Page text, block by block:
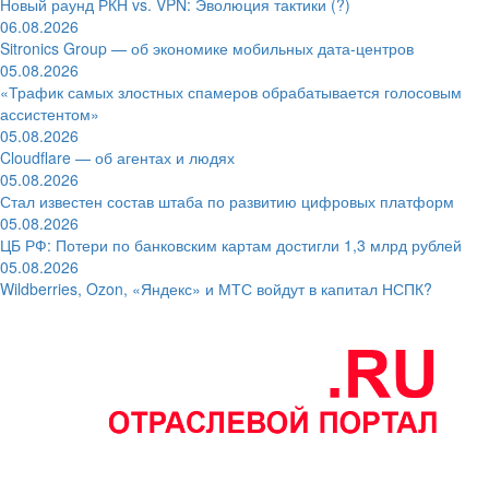
Новый раунд РКН vs. VPN: Эволюция тактики (?)
06.08.2026
Sitronics Group — об экономике мобильных дата-центров
05.08.2026
«Трафик самых злостных спамеров обрабатывается голосовым
ассистентом»
05.08.2026
Cloudflare — об агентах и людях
05.08.2026
Стал известен состав штаба по развитию цифровых платформ
05.08.2026
ЦБ РФ: Потери по банковским картам достигли 1,3 млрд рублей
05.08.2026
Wildberries, Ozon, «Яндекс» и МТС войдут в капитал НСПК?